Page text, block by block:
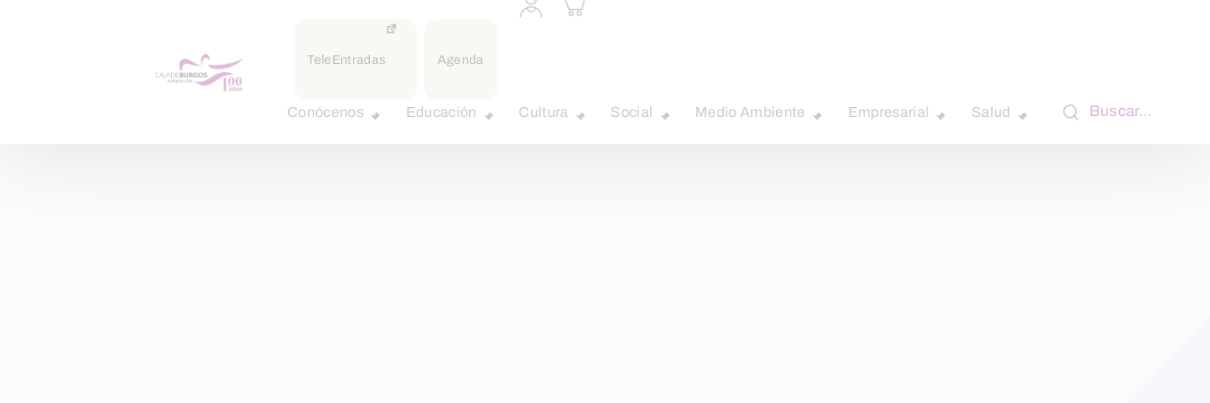
TeleEntradas Agenda
a
carrito
Conócenos Educación Cultura Social Medio Ambiente Empresarial Salud Buscar…